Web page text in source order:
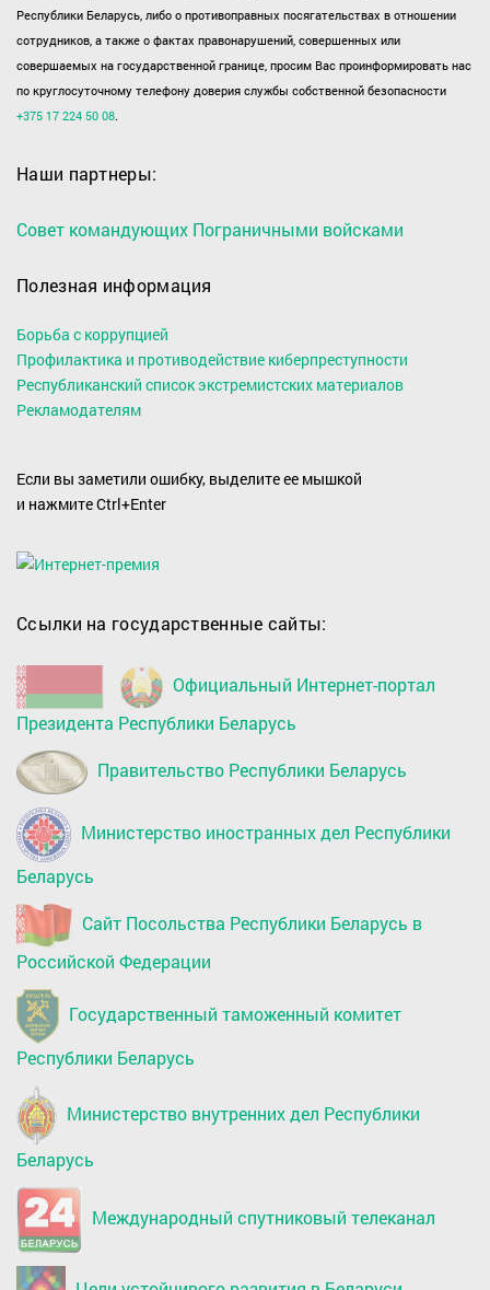
Республики Беларусь, либо о противоправных посягательствах в отношении
сотрудников, а также о фактах правонарушений, совершенных или
совершаемых на государственной границе, просим Вас проинформировать нас
по круглосуточному телефону доверия службы собственной безопасности
+375 17 224 50 08.
Наши партнеры:
Совет командующих Пограничными войсками
Полезная информация
Борьба с коррупцией
Профилактика и противодействие киберпреступности
Республиканский список экстремистских материалов
Рекламодателям
Если вы заметили ошибку, выделите ее мышкой
и нажмите Ctrl+Enter
Ссылки на государственные сайты:
Официальный Интернет-портал
Президента Республики Беларусь
Правительство Республики Беларусь
Министерство иностранных дел Республики
Беларусь
Сайт Посольства Республики Беларусь в
Российской Федерации
Государственный таможенный комитет
Республики Беларусь
Министерство внутренних дел Республики
Беларусь
Международный спутниковый телеканал